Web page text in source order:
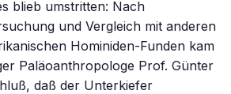
blieb umstritten: Nach
und Vergleich mit anderen
Hominiden-Funden kam
Paläoanthropologe Prof. Günter
daß der Unterkiefer